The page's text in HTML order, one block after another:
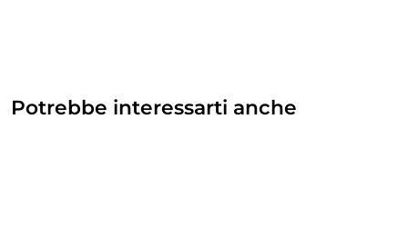
Potrebbe interessarti anche